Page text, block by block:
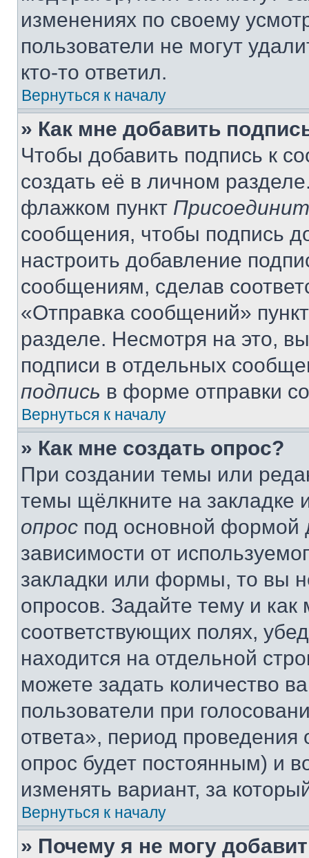
изменениях по своему
пользователи не могут
кто-то ответил.
Вернуться к началу
» Как мне добавить
Чтобы добавить подпись к
создать её в личном
флажком пункт
сообщения, чтобы подпись
настроить добавление
сообщениям, сделав
«Отправка сообщений»
разделе. Несмотря на это,
подписи в отдельных
подпись в форме отправки
Вернуться к началу
» Как мне создать опрос?
При создании темы или
темы щёлкните на
опрос под основной формой
зависимости от
закладки или формы, то вы
опросов. Задайте тему и
соответствующих полях,
находится на отдельной
можете задать количество
пользователи при
ответа», период проведения
опрос будет постоянным) и
изменять вариант, за
Вернуться к началу
» Почему я не могу